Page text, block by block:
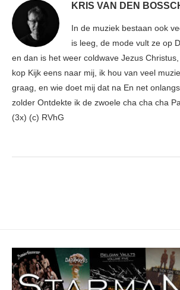
KRIS VAN DEN
In de muziek bestaan ook
is leeg, de mode vult ze op
en dan is het weer coldwave Jezus
kop Kijk eens naar mij, ik hou van veel
graag, en wie doet mij dat na En net
zolder Ontdekte ik de zwoele cha cha cha
(3x) (c) RVhG